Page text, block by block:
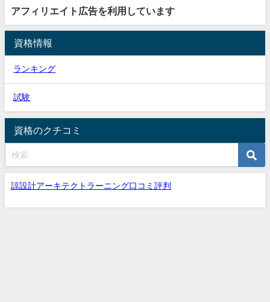
アフィリエイト広告を利用しています
資格情報
ランキング
試験
資格のクチコミ
諒設計アーキテクトラーニング口コミ評判